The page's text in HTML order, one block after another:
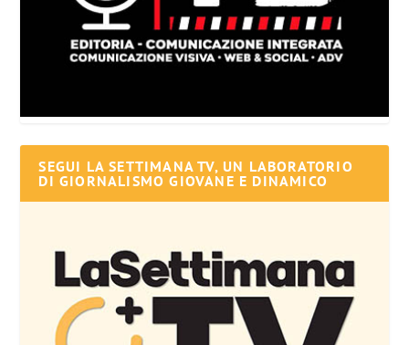
SEGUI LA SETTIMANA TV, UN LABORATORIO
DI GIORNALISMO GIOVANE E DINAMICO